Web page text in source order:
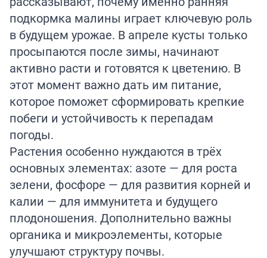
подкормка малины играет ключевую роль
в будущем урожае. В апреле кусты только
просыпаются после зимы, начинают
активно расти и готовятся к цветению. В
этот момент важно дать им питание,
которое поможет сформировать крепкие
побеги и устойчивость к перепадам
погоды.
Растения особенно нуждаются в трёх
основных элементах: азоте — для роста
зелени, фосфоре — для развития корней и
калии — для иммунитета и будущего
плодоношения. Дополнительно важны
органика и микроэлементы, которые
улучшают структуру почвы.